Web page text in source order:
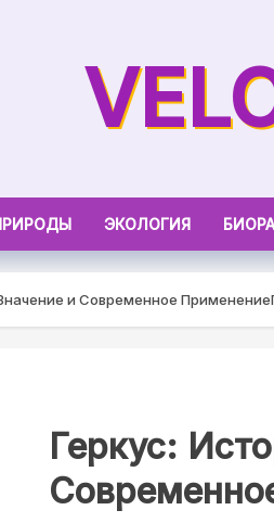
ЭКОЛОГИЯ
и Современное Применение
Геркус: